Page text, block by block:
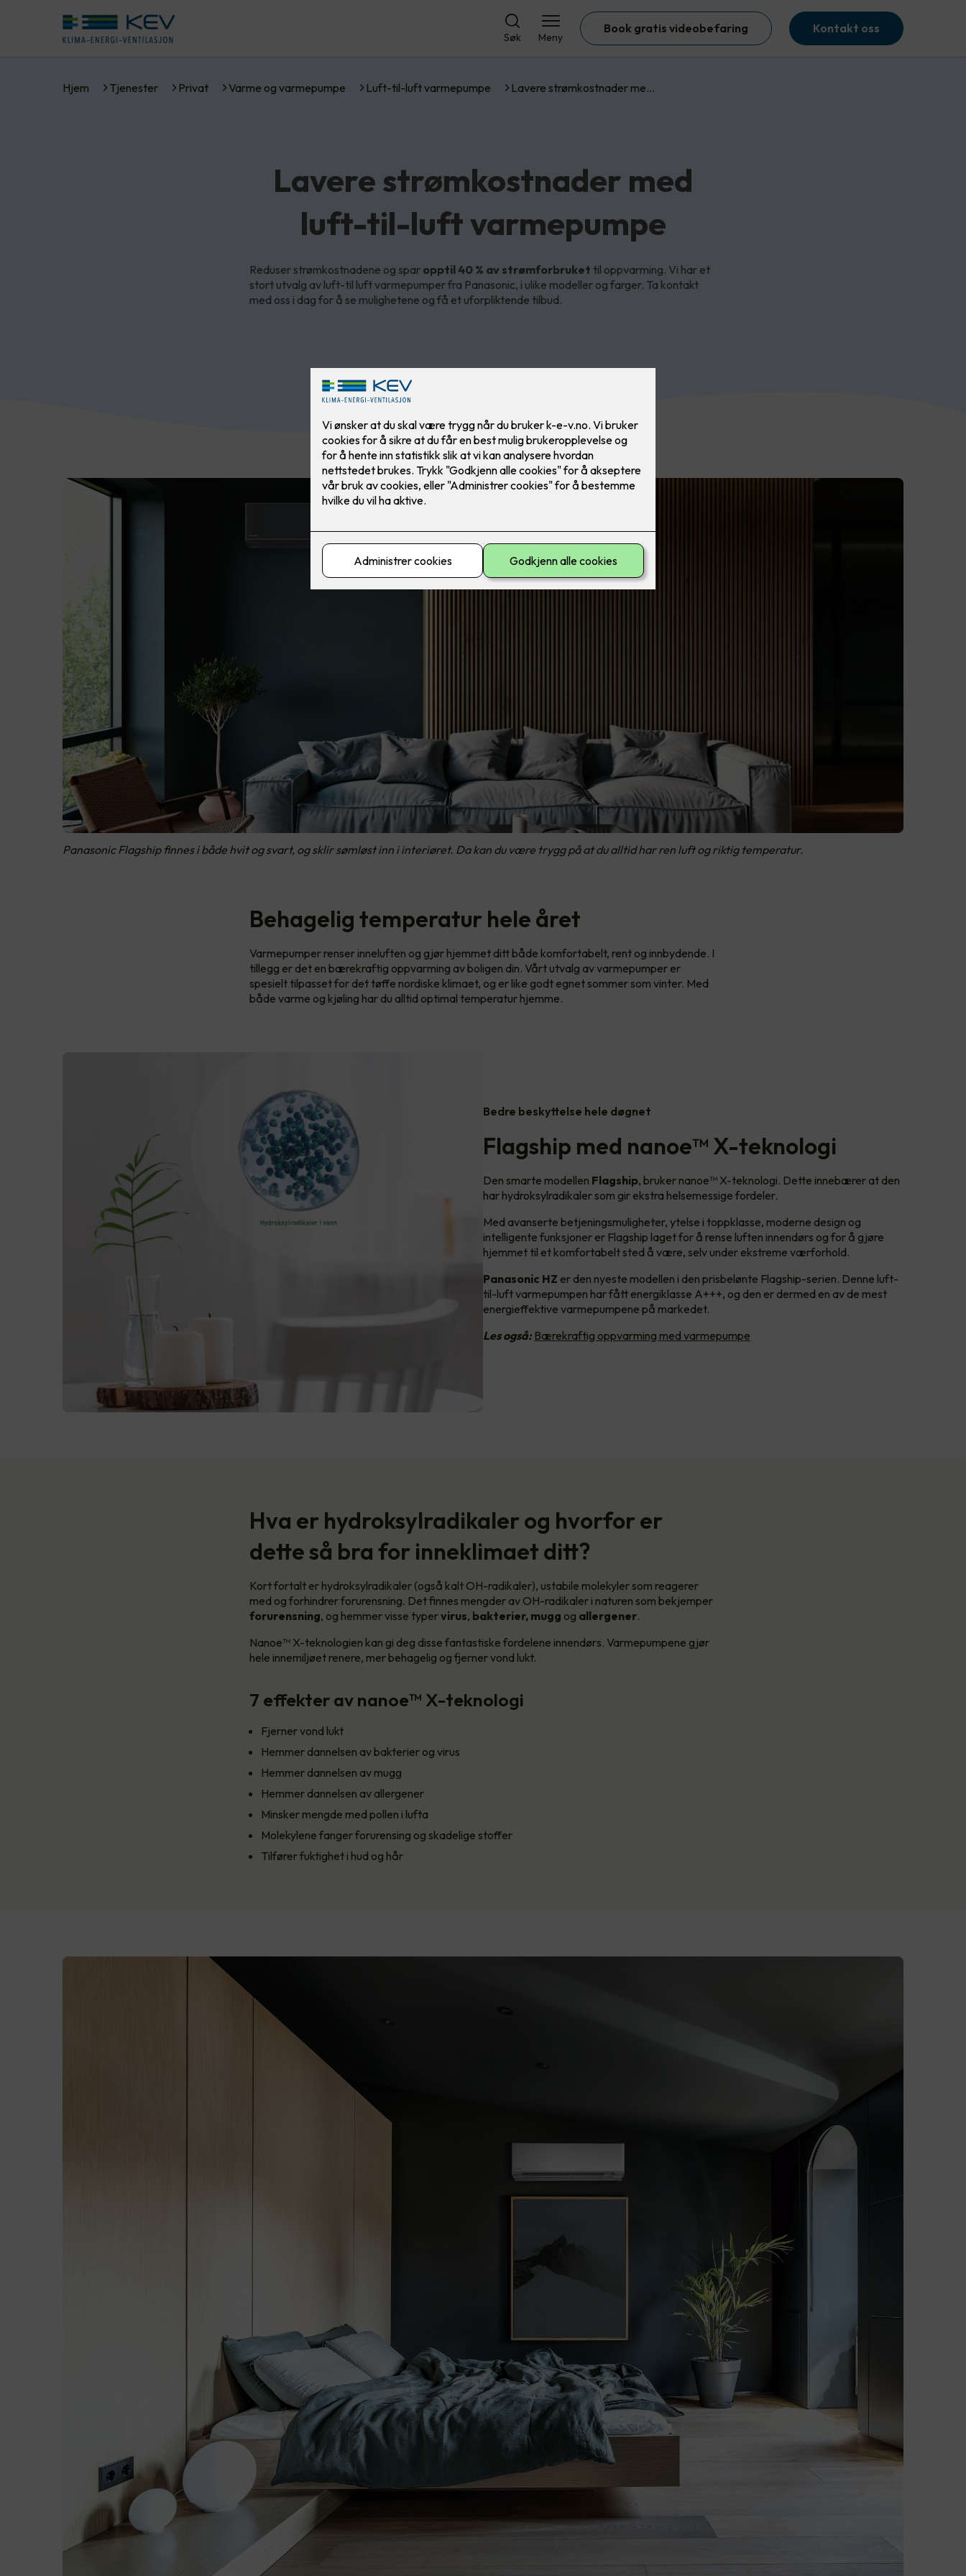
Søk Meny
Book gratis videobefaring Kontakt oss
Hjem Tjenester Privat Varme og varmepumpe Luft-til-luft varmepumpe Lavere strømkostnader me…
Lavere strømkostnader med
luft-til-luft varmepumpe
Reduser strømkostnadene og spar opptil 40 % av strømforbruket til oppvarming. Vi har et
stort utvalg av luft-til luft varmepumper fra Panasonic, i ulike modeller og farger. Ta kontakt
med oss i dag for å se mulighetene og få et uforpliktende tilbud.
Panasonic Flagship finnes i både hvit og svart, og sklir sømløst inn i interiøret. Da kan du være trygg på at du alltid har ren luft og riktig temperatur.
Behagelig temperatur hele året
Varmepumper renser inneluften og gjør hjemmet ditt både komfortabelt, rent og innbydende. I
tillegg er det en bærekraftig oppvarming av boligen din. Vårt utvalg av varmepumper er
spesielt tilpasset for det tøffe nordiske klimaet, og er like godt egnet sommer som vinter. Med
både varme og kjøling har du alltid optimal temperatur hjemme.
Bedre beskyttelse hele døgnet
Flagship med nanoe™ X-teknologi
Den smarte modellen Flagship, bruker nanoe™ X-teknologi. Dette innebærer at den
har hydroksylradikaler som gir ekstra helsemessige fordeler.
Med avanserte betjeningsmuligheter, ytelse i toppklasse, moderne design og
intelligente funksjoner er Flagship laget for å rense luften innendørs og for å gjøre
hjemmet til et komfortabelt sted å være, selv under ekstreme værforhold.
Panasonic HZ er den nyeste modellen i den prisbelønte Flagship-serien. Denne luft-
til-luft varmepumpen har fått energiklasse A+++, og den er dermed en av de mest
energieffektive varmepumpene på markedet.
Les også: Bærekraftig oppvarming med varmepumpe
Hva er hydroksylradikaler og hvorfor er
dette så bra for inneklimaet ditt?
Kort fortalt er hydroksylradikaler (også kalt OH-radikaler), ustabile molekyler som reagerer
med og forhindrer forurensning. Det finnes mengder av OH-radikaler i naturen som bekjemper
forurensning, og hemmer visse typervirus, bakterier, mugg og allergener.
Nanoe™ X-teknologien kan gi deg disse fantastiske fordelene innendørs. Varmepumpene gjør
hele innemiljøet renere, mer behagelig og fjerner vond lukt.
7 effekter av nanoe™ X-teknologi
Fjerner vond lukt
Hemmer dannelsen av bakterier og virus
Hemmer dannelsen av mugg
Hemmer dannelsen av allergener
Minsker mengde med pollen i lufta
Molekylene fanger forurensing og skadelige stoffer
Tilfører fuktighet i hud og hår